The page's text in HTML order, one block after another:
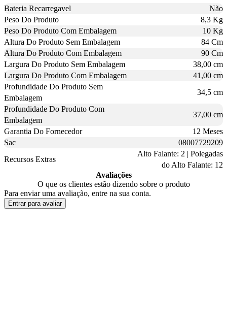
Bateria Recarregavel
Não
Peso Do Produto
8,3 Kg
Peso Do Produto Com Embalagem
10 Kg
Altura Do Produto Sem Embalagem
84 Cm
Altura Do Produto Com Embalagem
90 Cm
Largura Do Produto Sem Embalagem
38,00 cm
Largura Do Produto Com Embalagem
41,00 cm
Profundidade Do Produto Sem
Embalagem
34,5 cm
Profundidade Do Produto Com
Embalagem
37,00 cm
Garantia Do Fornecedor
12 Meses
Sac
08007729209
Recursos Extras
Alto Falante: 2 | Polegadas
do Alto Falante: 12
Avaliações
O que os clientes estão dizendo sobre o produto
Para enviar uma avaliação, entre na sua conta.
Entrar para avaliar